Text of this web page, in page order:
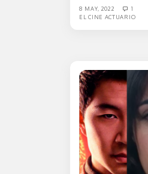
8 MAY, 2022
1
EL CINE ACTUARIO